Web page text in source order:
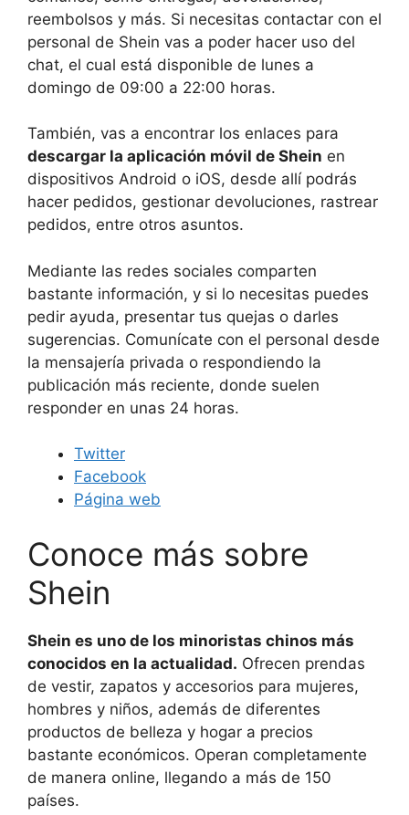
reembolsos y más. Si necesitas contactar con el
personal de Shein vas a poder hacer uso del
chat, el cual está disponible de lunes a
domingo de 09:00 a 22:00 horas.
También, vas a encontrar los enlaces para
descargar la aplicación móvil de Shein en
dispositivos Android o iOS, desde allí podrás
hacer pedidos, gestionar devoluciones, rastrear
pedidos, entre otros asuntos.
Mediante las redes sociales comparten
bastante información, y si lo necesitas puedes
pedir ayuda, presentar tus quejas o darles
sugerencias. Comunícate con el personal desde
la mensajería privada o respondiendo la
publicación más reciente, donde suelen
responder en unas 24 horas.
Twitter
Facebook
Página web
Conoce más sobre
Shein
Shein es uno de los minoristas chinos más
conocidos en la actualidad. Ofrecen prendas
de vestir, zapatos y accesorios para mujeres,
hombres y niños, además de diferentes
productos de belleza y hogar a precios
bastante económicos. Operan completamente
de manera online, llegando a más de 150
países.